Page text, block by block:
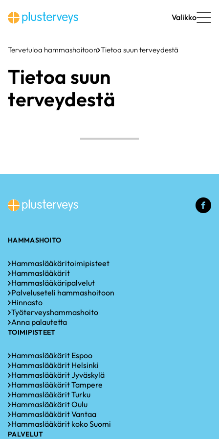
sisältöön
Valikko
Tervetuloa hammashoitoon Tietoa suun terveydestä
Tietoa suun
terveydestä
HAMMASHOITO
Hammaslääkäritoimipisteet
Hammaslääkärit
Hammaslääkäripalvelut
Palveluseteli hammashoitoon
Hinnasto
Työterveyshammashoito
Anna palautetta
TOIMIPISTEET
Hammaslääkärit Espoo
Hammaslääkärit Helsinki
Hammaslääkärit Jyväskylä
Hammaslääkärit Tampere
Hammaslääkärit Turku
Hammaslääkärit Oulu
Hammaslääkärit Vantaa
Hammaslääkärit koko Suomi
PALVELUT